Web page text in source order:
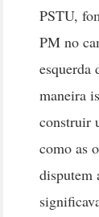
PSTU,
PM no
esquerda
maneira
construir
como as
disputem